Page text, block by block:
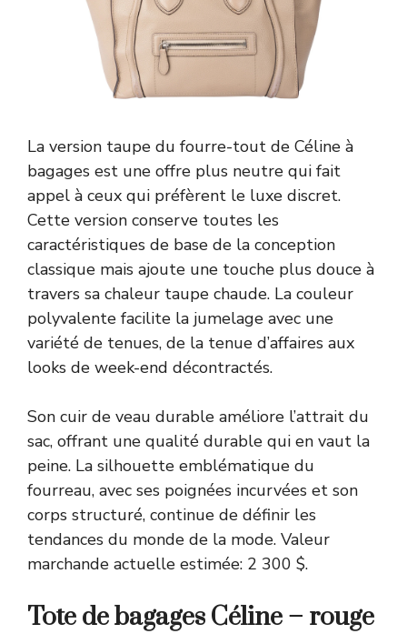
La version taupe du fourre-tout de Céline à
bagages est une offre plus neutre qui fait
appel à ceux qui préfèrent le luxe discret.
Cette version conserve toutes les
caractéristiques de base de la conception
classique mais ajoute une touche plus douce à
travers sa chaleur taupe chaude. La couleur
polyvalente facilite la jumelage avec une
variété de tenues, de la tenue d’affaires aux
looks de week-end décontractés.
Son cuir de veau durable améliore l’attrait du
sac, offrant une qualité durable qui en vaut la
peine. La silhouette emblématique du
fourreau, avec ses poignées incurvées et son
corps structuré, continue de définir les
tendances du monde de la mode. Valeur
marchande actuelle estimée: 2 300 $.
Tote de bagages Céline – rouge